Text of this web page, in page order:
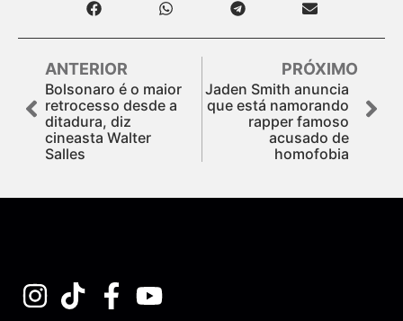
ANTERIOR
Bolsonaro é o maior
retrocesso desde a
ditadura, diz
cineasta Walter
Salles
PRÓXIMO
Jaden Smith anuncia
que está namorando
rapper famoso
acusado de
homofobia